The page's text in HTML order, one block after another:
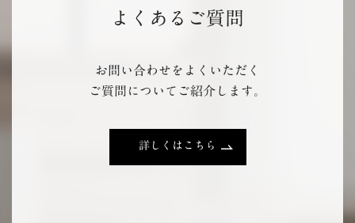
よくあるご質問
お問い合わせをよくいただく
ご質問についてご紹介します。
詳しくはこちら